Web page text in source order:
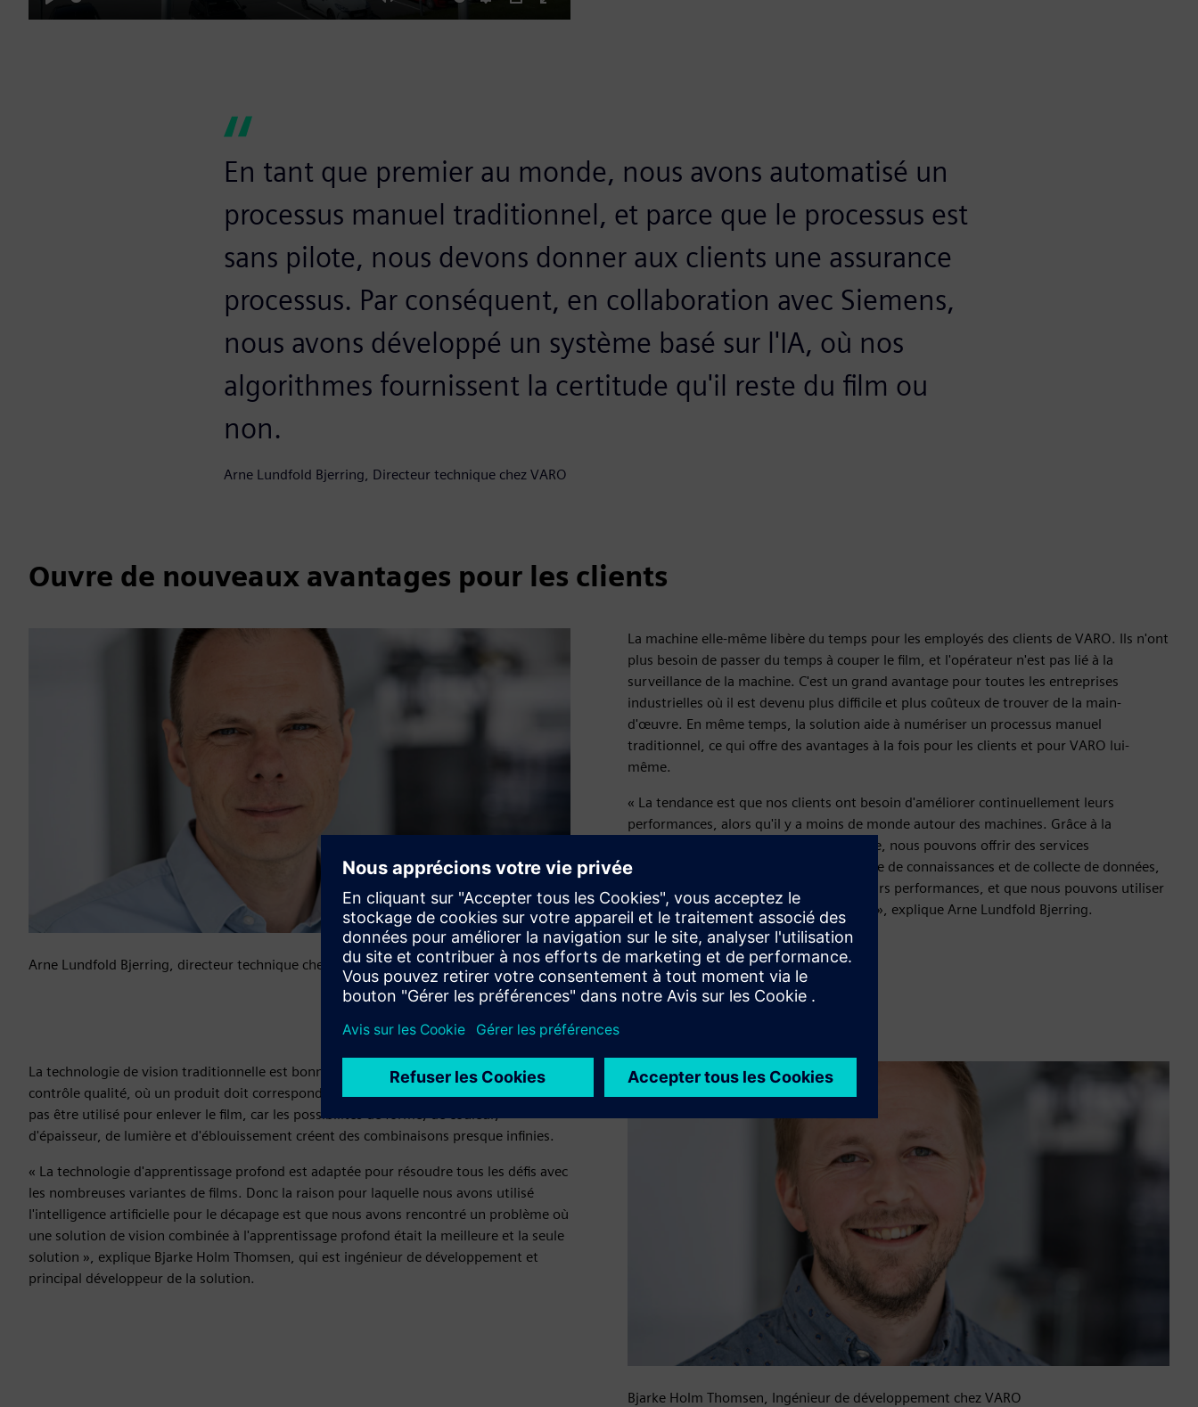
Play Mute Settings
PIP
Enter
En tant que premier au monde, nous avons automatisé un
processus manuel traditionnel, et parce que le processus est
sans pilote, nous devons donner aux clients une assurance
processus. Par conséquent, en collaboration avec Siemens,
nous avons développé un système basé sur l'IA, où nos
algorithmes fournissent la certitude qu'il reste du film ou
non.
Arne Lundfold Bjerring, Directeur technique chez VARO
Ouvre de nouveaux avantages pour les clients
Arne Lundfold Bjerring, directeur technique chez VARO
La machine elle-même libère du temps pour les employés des clients de VARO. Ils n'ont
plus besoin de passer du temps à couper le film, et l'opérateur n'est pas lié à la
surveillance de la machine. C'est un grand avantage pour toutes les entreprises
industrielles où il est devenu plus difficile et plus coûteux de trouver de la main-
d'œuvre. En même temps, la solution aide à numériser un processus manuel
traditionnel, ce qui offre des avantages à la fois pour les clients et pour VARO lui-
même.
« La tendance est que nos clients ont besoin d'améliorer continuellement leurs
performances, alors qu'il y a moins de monde autour des machines. Grâce à la
numérisation et à l'intelligence artificielle, nous pouvons offrir des services
supplémentaires à nos clients sous forme de connaissances et de collecte de données,
qu'ils peuvent utiliser pour améliorer leurs performances, et que nous pouvons utiliser
pour construire de meilleures machines », explique Arne Lundfold Bjerring.
La technologie de vision traditionnelle est bonne pour l'inspection ordinaire et le
contrôle qualité, où un produit doit correspondre à une image à 100%. Mais il ne peut
pas être utilisé pour enlever le film, car les possibilités de forme, de couleur,
d'épaisseur, de lumière et d'éblouissement créent des combinaisons presque infinies.
« La technologie d'apprentissage profond est adaptée pour résoudre tous les défis avec
les nombreuses variantes de films. Donc la raison pour laquelle nous avons utilisé
l'intelligence artificielle pour le décapage est que nous avons rencontré un problème où
une solution de vision combinée à l'apprentissage profond était la meilleure et la seule
solution », explique Bjarke Holm Thomsen, qui est ingénieur de développement et
principal développeur de la solution.
Bjarke Holm Thomsen, Ingénieur de développement chez VARO